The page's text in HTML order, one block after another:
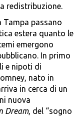
redistribuzione.
Tampa passano
estera quanto le
emergono
In primo
e nipoti di
nato in
in cerca di un
nuova
Dream, del “sogno